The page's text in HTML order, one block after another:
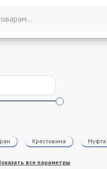
Крестовина Муфта
все параметры